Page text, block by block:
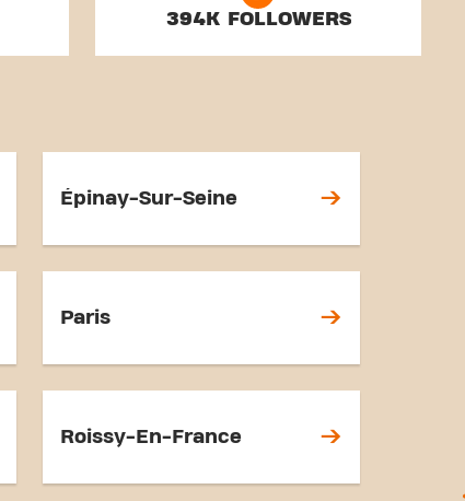
394K FOLLOWERS
Épinay-Sur-Seine
Paris
Roissy-En-France